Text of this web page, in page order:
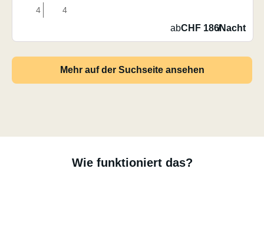
4 4
abCHF 186/Nacht
Mehr auf der Suchseite ansehen
Wie funktioniert das?